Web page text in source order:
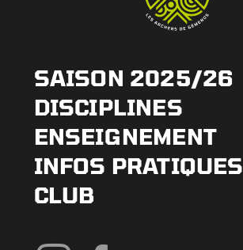
SAISON 2025/26
DISCIPLINES
ENSEIGNEMENT
INFOS PRATIQUES
CLUB